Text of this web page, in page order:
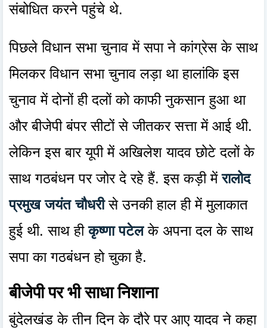
संबोधित करने पहुंचे थे.
पिछले विधान सभा चुनाव में सपा ने कांग्रेस के साथ
मिलकर विधान सभा चुनाव लड़ा था हालांकि इस
चुनाव में दोनों ही दलों को काफी नुकसान हुआ था
और बीजेपी बंपर सीटों से जीतकर सत्ता में आई थी.
लेकिन इस बार यूपी में अखिलेश यादव छोटे दलों के
साथ गठबंधन पर जोर दे रहे हैं. इस कड़ी मेंरालोद
प्रमुख जयंत चौधरीसे उनकी हाल ही में मुलाकात
हुई थी. साथ हीकृष्णा पटेलके अपना दल के साथ
सपा का गठबंधन हो चुका है.
बीजेपी पर भी साधा निशाना
बुंदेलखंड के तीन दिन के दौरे पर आए यादव ने कहा